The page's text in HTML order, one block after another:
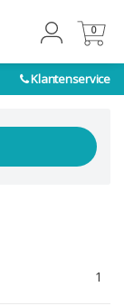
Klantenservice
0
0
1